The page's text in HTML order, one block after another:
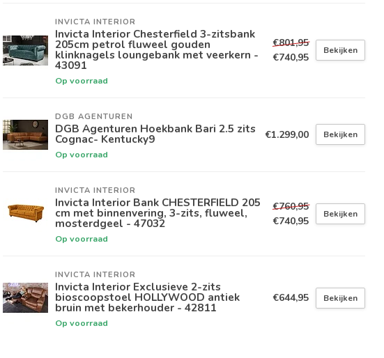
INVICTA INTERIOR
Invicta Interior Chesterfield 3-zitsbank
205cm petrol fluweel gouden
klinknagels loungebank met veerkern -
43091
Op voorraad
€801,95
€740,95
Bekijken
DGB AGENTUREN
DGB Agenturen Hoekbank Bari 2.5 zits
Cognac- Kentucky9
Op voorraad
€1.299,00 Bekijken
INVICTA INTERIOR
Invicta Interior Bank CHESTERFIELD 205
cm met binnenvering, 3-zits, fluweel,
mosterdgeel - 47032
Op voorraad
€760,95
€740,95
Bekijken
INVICTA INTERIOR
Invicta Interior Exclusieve 2-zits
bioscoopstoel HOLLYWOOD antiek
bruin met bekerhouder - 42811
Op voorraad
€644,95 Bekijken